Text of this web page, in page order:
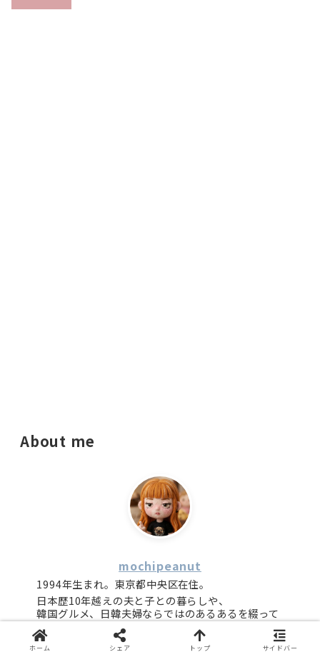
About me
mochipeanut
1994年生まれ。東京都中央区在住。
日本歴10年越えの夫と子との暮らしや、
韓国グルメ、日韓夫婦ならではのあるあるを綴って
います。
2026年に第一子を出産しました。
ホーム シェア トップ サイドバー